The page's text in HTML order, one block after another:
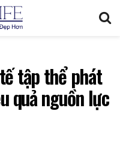
tập thể phát
quả nguồn lực